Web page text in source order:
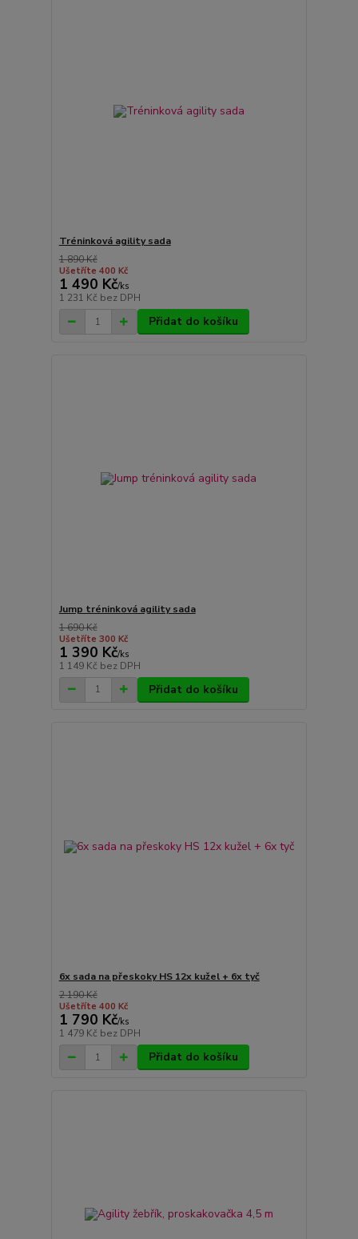
Tréninková agility sada
1 890 Kč
Ušetříte 400 Kč
1 490 Kč/ks
1 231 Kč bez DPH
Přidat do košíku
Jump tréninková agility sada
1 690 Kč
Ušetříte 300 Kč
1 390 Kč/ks
1 149 Kč bez DPH
Přidat do košíku
6x sada na přeskoky HS 12x kužel + 6x tyč
2 190 Kč
Ušetříte 400 Kč
1 790 Kč/ks
1 479 Kč bez DPH
Přidat do košíku